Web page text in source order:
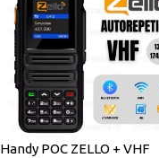
Handy POC ZELLO + VHF